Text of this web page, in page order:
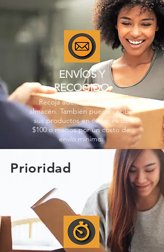
ENVÍOS Y
RECOGIDO
Recoja además en nuestro
almacén. También puede recibir
sus productos en órdenes de
$100 o menos por un costo de
envío mínimo.
Prioridad